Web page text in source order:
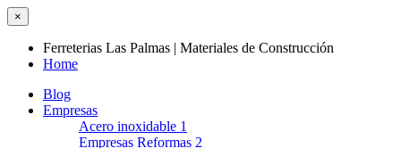
×
Ferreterias Las Palmas | Materiales de Construcción
Home
Blog
Empresas
Acero inoxidable 1
Empresas Reformas 2